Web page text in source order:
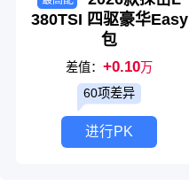
380TSI 四驱豪华Easy
包
差值：+0.10万
60项差异
进行PK